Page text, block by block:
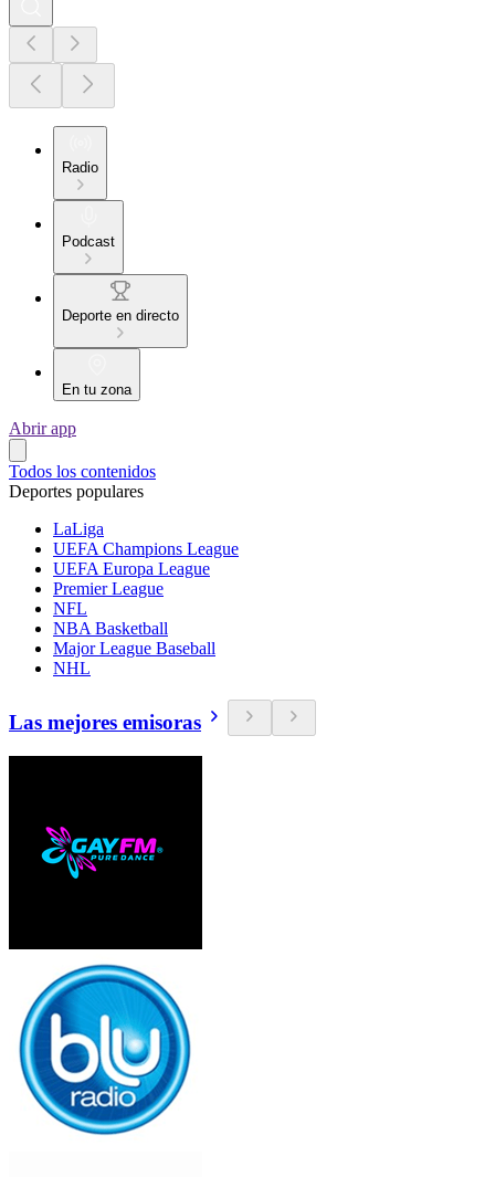
Radio
Podcast
Deporte en directo
En tu zona
Abrir app
Todos los contenidos
Deportes populares
LaLiga
UEFA Champions League
UEFA Europa League
Premier League
NFL
NBA Basketball
Major League Baseball
NHL
Las mejores emisoras